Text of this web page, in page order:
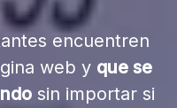
encuentren
web y que se
sin importar si